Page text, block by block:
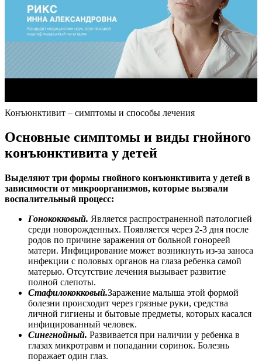
Конъюнктивит – симптомы и способы лечения
Основные симптомы и виды гнойного
конъюнктивита у детей
Выделяют три формы гнойного конъюнктивита у детей в
зависимости от микроорганизмов, которые вызвали
воспалительный процесс:
Гонококковый. Является распространенной патологией
среди новорожденных. Появляется через 2-3 дня после
родов по причине заражения от больной гонореей
матери. Инфицирование может возникнуть из-за заноса
инфекции с половых органов на глаза ребенка самой
матерью. Отсутствие лечения вызывает развитие
полной слепоты.
Стафилококковый.Заражение малыша этой формой
болезни происходит через грязные руки, средства
личной гигиены и бытовые предметы, которых касался
инфицированный человек.
Синегнойный. Развивается при наличии у ребенка в
глазах микротравм и попадании соринок. Болезнь
поражает один глаз.